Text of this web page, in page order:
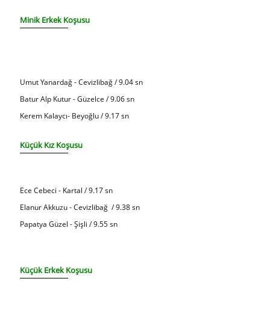
Minik Erkek Koşusu
Umut Yanardağ - Cevizlibağ / 9.04 sn
Batur Alp Kutur - Güzelce / 9.06 sn
Kerem Kalaycı- Beyoğlu / 9.17 sn
Küçük Kız Koşusu
Ece Cebeci - Kartal / 9.17 sn
Elanur Akkuzu - Cevizlibağ / 9.38 sn
Papatya Güzel - Şişli / 9.55 sn
Küçük Erkek Koşusu